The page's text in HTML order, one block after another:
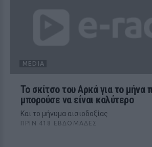
MEDIA
Το σκίτσο του Αρκά για το μήνα
μπορούσε να είναι καλύτερο
Και το μήνυμα αισιοδοξίας
ΠΡΙΝ 418 ΕΒΔΟΜΆΔΕΣ